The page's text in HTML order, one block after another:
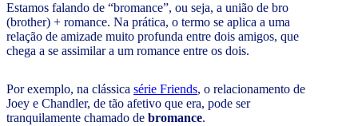
Estamos falando de “bromance”, ou seja, a união de bro
(brother) + romance. Na prática, o termo se aplica a uma
relação de amizade muito profunda entre dois amigos, que
chega a se assimilar a um romance entre os dois.
Por exemplo, na clássica série Friends, o relacionamento de
Joey e Chandler, de tão afetivo que era, pode ser
tranquilamente chamado de bromance.